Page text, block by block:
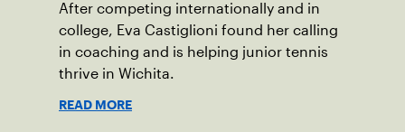
After competing internationally and in
college, Eva Castiglioni found her calling
in coaching and is helping junior tennis
thrive in Wichita.
READ MORE